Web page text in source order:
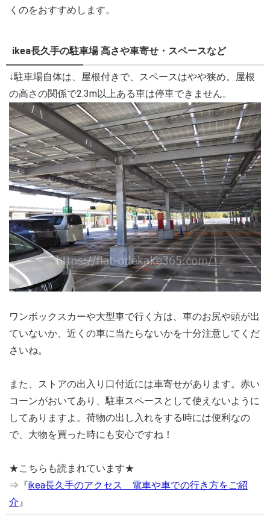
くのをおすすめします。
ikea長久手の駐車場 高さや車寄せ・スペースなど
↓駐車場自体は、屋根付きで、スペースはやや狭め。屋根
の高さの関係で2.3m以上ある車は停車できません。
ワンボックスカーや大型車で行く方は、車のお尻や頭が出
ていないか、近くの車に当たらないかを十分注意してくだ
さいね。
また、ストアの出入り口付近には車寄せがあります。赤い
コーンがおいてあり、駐車スペースとして使えないように
してありますよ。荷物の出し入れをする時には便利なの
で、大物を買った時にも安心ですね！
★こちらも読まれています★
⇒『ikea長久手のアクセス 電車や車での行き方をご紹
介』